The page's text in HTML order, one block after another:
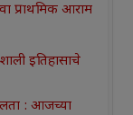
प्राथमिक आराम
इतिहासाचे
: आजच्या